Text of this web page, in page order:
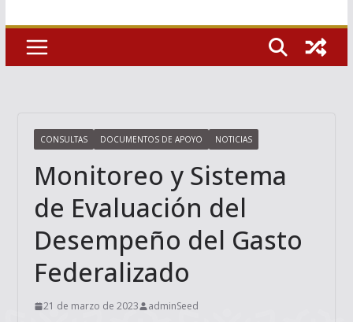
CONSULTAS DOCUMENTOS DE APOYO NOTICIAS
Monitoreo y Sistema
de Evaluación del
Desempeño del Gasto
Federalizado
21 de marzo de 2023 adminSeed